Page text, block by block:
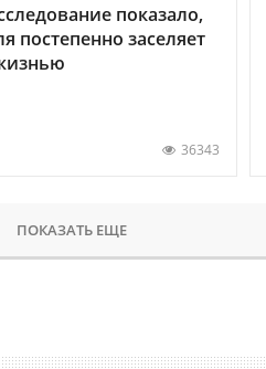
показало,
постепенно заселяет
36343
ПОКАЗАТЬ ЕЩЕ